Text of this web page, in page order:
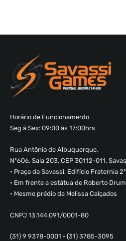
Horário de Funcionamento
Seg à Sex: 09:00 às 17:00hrs
Rua Antônio de Albuquerque,
Nº606, Sala 203, CEP 30112-011,
• Praça da Savassi, Edifício Fraternia
• Em frente a estátua de Roberto
• Mesmo prédio da Melissa Calçados
CNPJ 13.144.091/0001-80
(31) 9 9378-0001 • (31) 3785-3095